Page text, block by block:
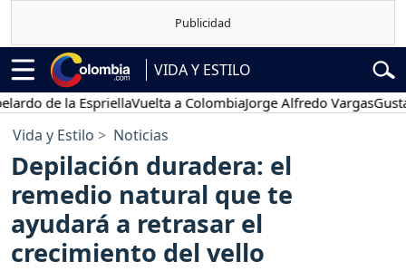
VIDA Y ESTILO
de la EspriellaVuelta a ColombiaJorge Alfredo VargasGustavo
Vida y Estilo Noticias
Depilación duradera: el
remedio natural que te
ayudará a retrasar el
crecimiento del vello